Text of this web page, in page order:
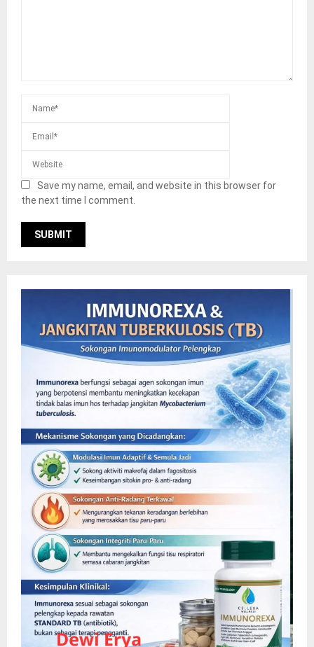
Save my name, email, and website in this browser for
the next time I comment.